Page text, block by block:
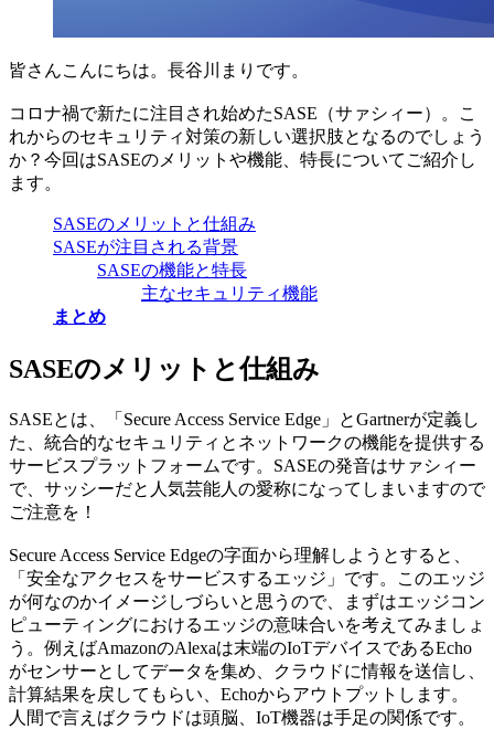
皆さんこんにちは。長谷川まりです。
コロナ禍で新たに注目され始めたSASE（サァシィー）。こ
れからのセキュリティ対策の新しい選択肢となるのでしょう
か？今回はSASEのメリットや機能、特長についてご紹介し
ます。
SASEのメリットと仕組み
SASEが注目される背景
SASEの機能と特長
主なセキュリティ機能
まとめ
SASEのメリットと仕組み
SASEとは、「Secure Access Service Edge」とGartnerが定義し
た、統合的なセキュリティとネットワークの機能を提供する
サービスプラットフォームです。SASEの発音はサァシィー
で、サッシーだと人気芸能人の愛称になってしまいますので
ご注意を！
Secure Access Service Edgeの字面から理解しようとすると、
「安全なアクセスをサービスするエッジ」です。このエッジ
が何なのかイメージしづらいと思うので、まずはエッジコン
ピューティングにおけるエッジの意味合いを考えてみましょ
う。例えばAmazonのAlexaは末端のIoTデバイスであるEcho
がセンサーとしてデータを集め、クラウドに情報を送信し、
計算結果を戻してもらい、Echoからアウトプットします。
人間で言えばクラウドは頭脳、IoT機器は手足の関係です。